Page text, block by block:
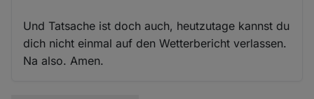
Und Tatsache ist doch auch, heutzutage kannst du
dich nicht einmal auf den Wetterbericht verlassen.
Na also. Amen.